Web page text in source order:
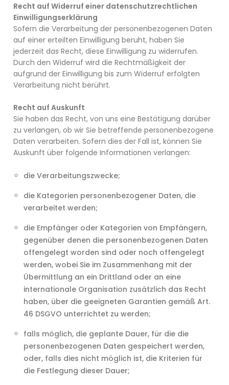
Recht auf Widerruf einer datenschutzrechtlichen
Einwilligungserklärung
Sofern die Verarbeitung der personenbezogenen Daten
auf einer erteilten Einwilligung beruht, haben Sie
jederzeit das Recht, diese Einwilligung zu widerrufen.
Durch den Widerruf wird die Rechtmäßigkeit der
aufgrund der Einwilligung bis zum Widerruf erfolgten
Verarbeitung nicht berührt.
Recht auf Auskunft
Sie haben das Recht, von uns eine Bestätigung darüber
zu verlangen, ob wir Sie betreffende personenbezogene
Daten verarbeiten. Sofern dies der Fall ist, können Sie
Auskunft über folgende Informationen verlangen:
die Verarbeitungszwecke;
die Kategorien personenbezogener Daten, die
verarbeitet werden;
die Empfänger oder Kategorien von Empfängern,
gegenüber denen die personenbezogenen Daten
offengelegt worden sind oder noch offengelegt
werden, wobei Sie im Zusammenhang mit der
Übermittlung an ein Drittland oder an eine
internationale Organisation zusätzlich das Recht
haben, über die geeigneten Garantien gemäß Art.
46 DSGVO unterrichtet zu werden;
falls möglich, die geplante Dauer, für die die
personenbezogenen Daten gespeichert werden,
oder, falls dies nicht möglich ist, die Kriterien für
die Festlegung dieser Dauer;